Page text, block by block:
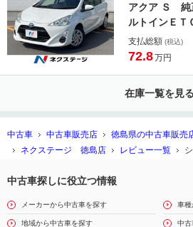
アクア Ｓ
ルトインＥ
ｌｕｅｔｏ
生 フルセグ
支払総額 (税込)
72.8万円
在庫一覧を見る
中古車 中古車販売店 徳島県の中古車販売
ネクステージ 徳島店
レビュー一覧
中古車探しに役立つ情報
メーカーから中古車を探す 車種
地域から中古車を探す 中古